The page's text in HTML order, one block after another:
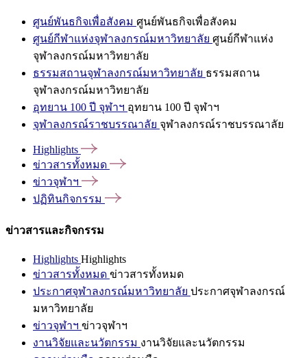
ศูนย์พันธกิจเพื่อสังคม ศูนย์พันธกิจเพื่อสังคม
ศูนย์กีฬาแห่งจุฬาลงกรณ์มหาวิทยาลัย ศูนย์กีฬาแห่ง
จุฬาลงกรณ์มหาวิทยาลัย
ธรรมสถานจุฬาลงกรณ์มหาวิทยาลัย ธรรมสถาน
จุฬาลงกรณ์มหาวิทยาลัย
อุทยาน 100 ปี จุฬาฯ อุทยาน 100 ปี จุฬาฯ
จุฬาลงกรณ์ราชบรรณาลัย จุฬาลงกรณ์ราชบรรณาลัย
Highlights
ข่าวสารทั้งหมด
ข่าวจุฬาฯ
ปฏิทินกิจกรรม
ข่าวสารและกิจกรรม
Highlights Highlights
ข่าวสารทั้งหมด ข่าวสารทั้งหมด
ประกาศจุฬาลงกรณ์มหาวิทยาลัย ประกาศจุฬาลงกรณ์
มหาวิทยาลัย
ข่าวจุฬาฯ ข่าวจุฬาฯ
งานวิจัยและนวัตกรรม งานวิจัยและนวัตกรรม